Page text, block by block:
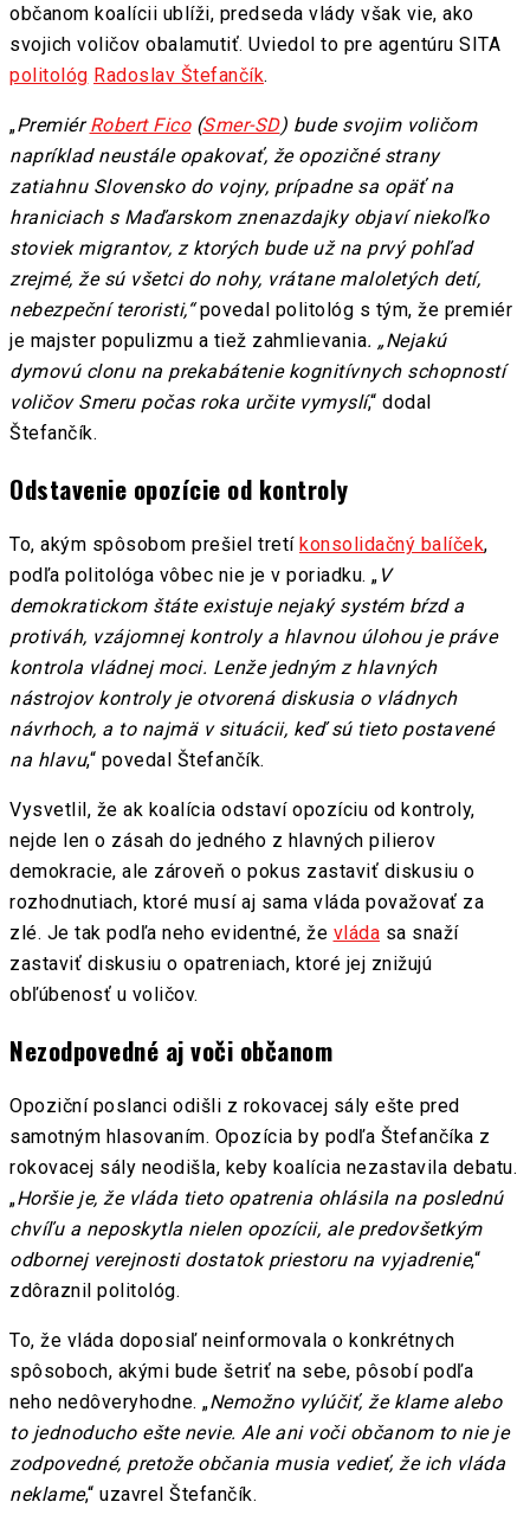
občanom koalícii ublíži, predseda vlády však vie, ako
svojich voličov obalamutiť. Uviedol to pre agentúru SITA
politológ Radoslav Štefančík.
„PremiérRobert Fico(Smer-SD) bude svojim voličom
napríklad neustále opakovať, že opozičné strany
zatiahnu Slovensko do vojny, prípadne sa opäť na
hraniciach s Maďarskom znenazdajky objaví niekoľko
stoviek migrantov, z ktorých bude už na prvý pohľad
zrejmé, že sú všetci do nohy, vrátane maloletých detí,
nebezpeční teroristi,“povedal politológ s tým, že premiér
je majster populizmu a tiež zahmlievania. „Nejakú
dymovú clonu na prekabátenie kognitívnych schopností
voličov Smeru počas roka určite vymyslí,“ dodal
Štefančík.
Odstavenie opozície od kontroly
To, akým spôsobom prešiel tretí konsolidačný balíček,
podľa politológa vôbec nie je v poriadku. „ V
demokratickom štáte existuje nejaký systém bŕzd a
protiváh, vzájomnej kontroly a hlavnou úlohou je práve
kontrola vládnej moci. Lenže jedným z hlavných
nástrojov kontroly je otvorená diskusia o vládnych
návrhoch, a to najmä v situácii, keď sú tieto postavené
na hlavu,“ povedal Štefančík.
Vysvetlil, že ak koalícia odstaví opozíciu od kontroly,
nejde len o zásah do jedného z hlavných pilierov
demokracie, ale zároveň o pokus zastaviť diskusiu o
rozhodnutiach, ktoré musí aj sama vláda považovať za
zlé. Je tak podľa neho evidentné, že vláda sa snaží
zastaviť diskusiu o opatreniach, ktoré jej znižujú
obľúbenosť u voličov.
Nezodpovedné aj voči občanom
Opoziční poslanci odišli z rokovacej sály ešte pred
samotným hlasovaním. Opozícia by podľa Štefančíka z
rokovacej sály neodišla, keby koalícia nezastavila debatu.
„Horšie je, že vláda tieto opatrenia ohlásila na poslednú
chvíľu a neposkytla nielen opozícii, ale predovšetkým
odbornej verejnosti dostatok priestoru na vyjadrenie,“
zdôraznil politológ.
To, že vláda doposiaľ neinformovala o konkrétnych
spôsoboch, akými bude šetriť na sebe, pôsobí podľa
neho nedôveryhodne. „Nemožno vylúčiť, že klame alebo
to jednoducho ešte nevie. Ale ani voči občanom to nie je
zodpovedné, pretože občania musia vedieť, že ich vláda
neklame,“ uzavrel Štefančík.